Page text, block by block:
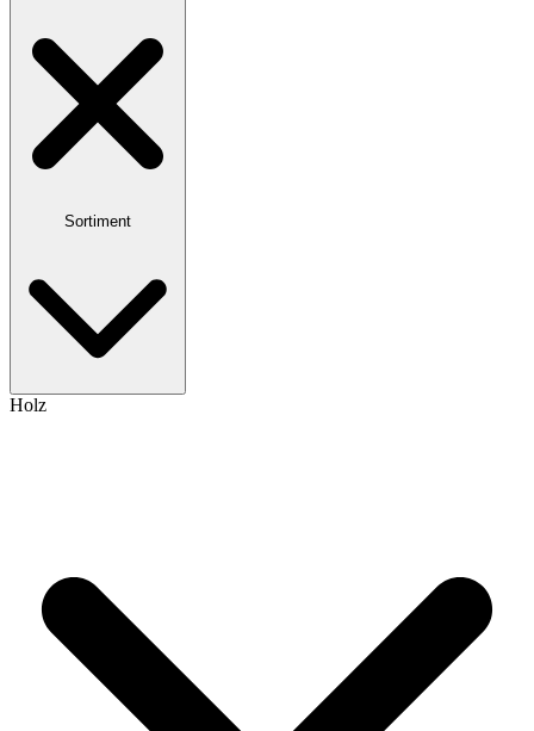
Sortiment
Holz